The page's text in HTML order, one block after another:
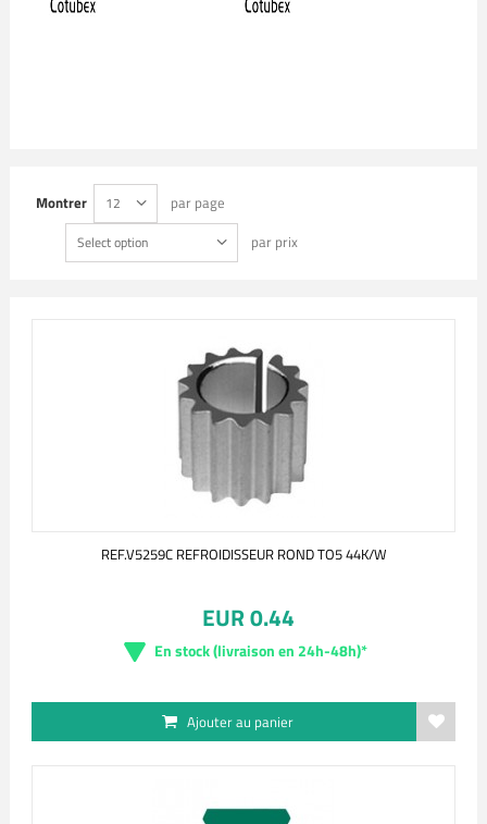
Montrer 12 par page
Select option par prix
REF.V5259C REFROIDISSEUR ROND TO5 44K/W
EUR 0.44
En stock (livraison en 24h-48h)*
Ajouter au panier